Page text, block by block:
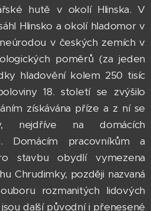
hutě v okolí Hlinska. V
Hlinsko a okolí hladomor v
v českých zemích v
poměrů (za jeden
hladovění kolem 250 tisíc
18. století se zvýšilo
získávána příze a z ní se
nejdříve na domácích
Domácím pracovníkům a
stavbu obydlí vymezena
Chrudimky, později nazvaná
rozmanitých lidových
další původní i přenesené